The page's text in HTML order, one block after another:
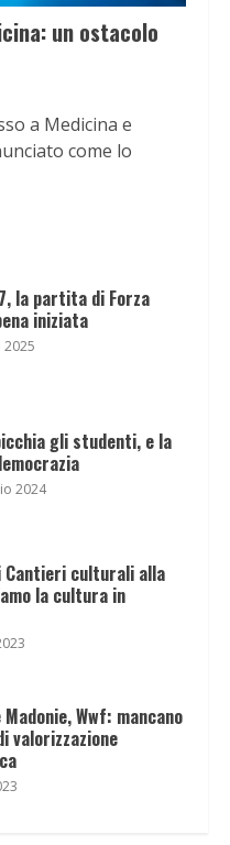
un ostacolo
a Medicina e
come lo
la partita di Forza
iniziata
gli studenti, e la
2024
Cantieri culturali alla
la cultura in
Wwf: mancano
valorizzazione